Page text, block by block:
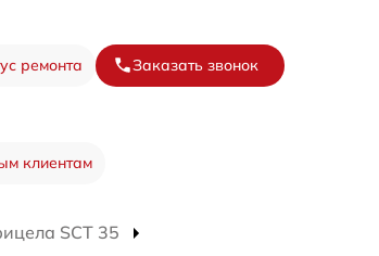
ремонта Заказать звонок
клиентам
SCT 35